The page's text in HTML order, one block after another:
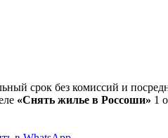
срок без комиссий и
«Снять жилье в Россоши» 1